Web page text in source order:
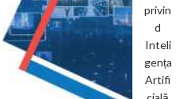
privin
d
Inteli
gența
Artifi